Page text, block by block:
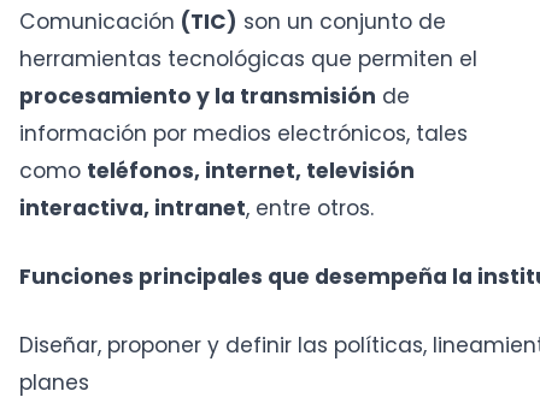
Comunicación (TIC) son un conjunto de
herramientas tecnológicas que permiten el
procesamiento y la transmisión de
información por medios electrónicos, tales
como teléfonos, internet, televisión
interactiva, intranet, entre otros.
Funciones principales que desempeña la
Diseñar, proponer y definir las políticas,
planes